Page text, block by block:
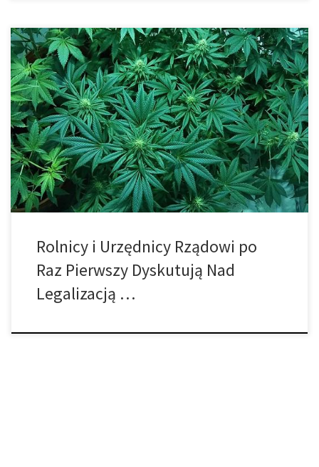
Maroko miało długoterminową relację z uprawą konopi, taką która
trwała od wieków. Było zatem wielkim zaskoczeniem, gdy rząd
marokański planował rozpoczęcie dyskusji wokół ewentualnej
legalizacji rośliny. Rzeczywiście, uprawa konopi jest częścią
wiejskiej tradycji, jak również powszechne, choć nielegalne, część
lokalnej gospodarki przez długi czas. Większość rodzin rolniczych
z regionu górskiego […]
Rolnicy i Urzędnicy Rządowi po
Raz Pierwszy Dyskutują Nad
Legalizacją …